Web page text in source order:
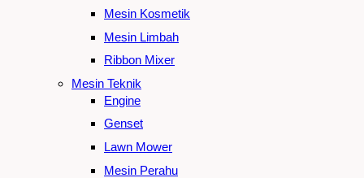
Mesin Kosmetik
Mesin Limbah
Ribbon Mixer
Mesin Teknik
Engine
Genset
Lawn Mower
Mesin Perahu